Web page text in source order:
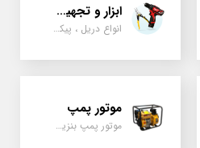
ابزار و تجهیزات
انواع دریل ، پیکور، ابزارالات، سیل مکانیکی، قطعات پمپ
موتور پمپ
موتور پمپ بنزینی، دیزلی، نفتی ، یک اینچ به بالا